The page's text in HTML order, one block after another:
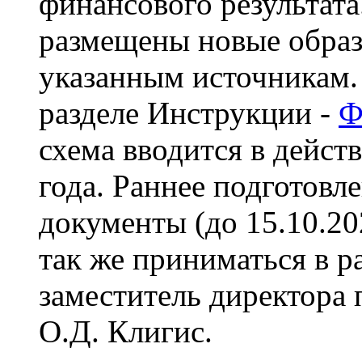
размещены новые
указанным
разделе Инструкции -
схема вводится в
года. Раннее
документы (до
так же приниматься в
заместитель
О.Д. Клигис.